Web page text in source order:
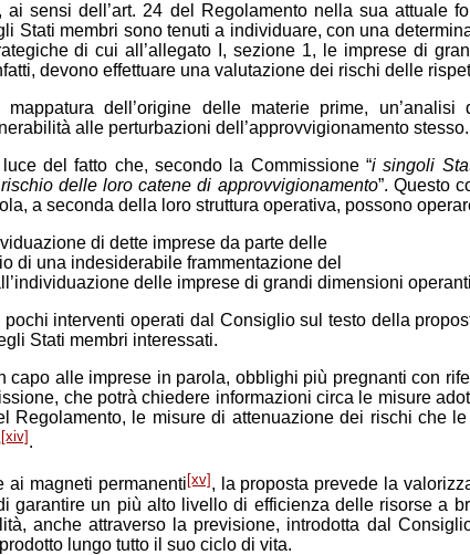
sensi dell’art. 24 del Regolamento nella sua attuale
Stati membri sono tenuti a individuare, con una
di cui all’allegato I, sezione 1, le imprese di
devono effettuare una valutazione dei rischi delle
dell’origine delle materie prime,
alle perturbazioni dell’approvvigionamento stesso.
del fatto che, secondo la Commissione “i singoli
delle loro catene di approvvigionamento”. Questo
a seconda della loro struttura operativa, possono
di dette imprese da parte delle
di una indesiderabile frammentazione del
delle imprese di grandi dimensioni
interventi operati dal Consiglio sul testo della
Stati membri interessati.
alle imprese in parola, obblighi più pregnanti con
che potrà chiedere informazioni circa le misure
Regolamento, le misure di attenuazione dei rischi che
[xiv] .
ai magneti permanenti[xv], la proposta prevede la
garantire un più alto livello di efficienza delle risorse a
anche attraverso la previsione, introdotta dal
lungo tutto il suo ciclo di vita.